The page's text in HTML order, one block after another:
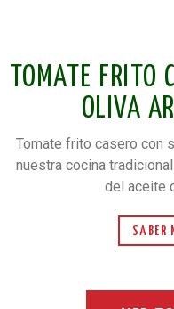
TOMATE FRITO
OLIVA
Tomate frito casero con
nuestra cocina
del aceite
SABER